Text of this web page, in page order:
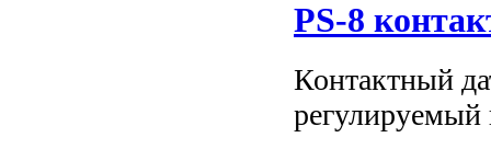
PS-8
Контактный